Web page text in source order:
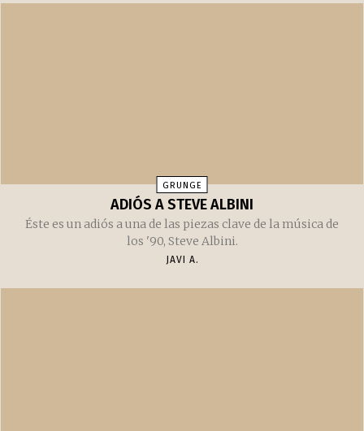
GRUNGE
ADIÓS A STEVE ALBINI
Éste es un adiós a una de las piezas clave de la música de
los '90, Steve Albini.
JAVI A.